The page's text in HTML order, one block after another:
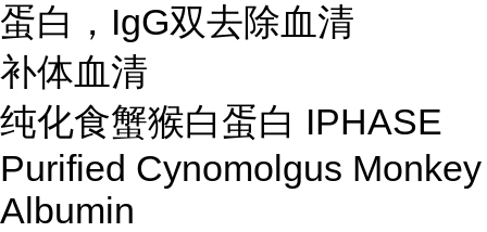
蛋白，IgG双去除血清
补体血清
纯化食蟹猴白蛋白 IPHASE
Purified Cynomolgus Monkey
Albumin